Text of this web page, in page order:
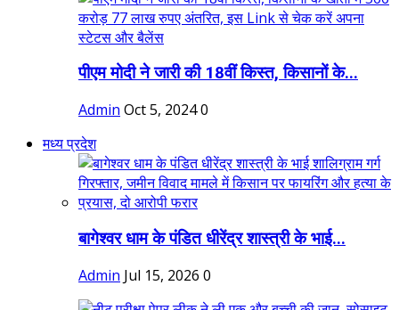
पीएम मोदी ने जारी की 18वीं किस्त, किसानों के...
Admin Oct 5, 20240
मध्य प्रदेश
बागेश्वर धाम के पंडित धीरेंद्र शास्त्री के भाई...
Admin Jul 15, 2026 0